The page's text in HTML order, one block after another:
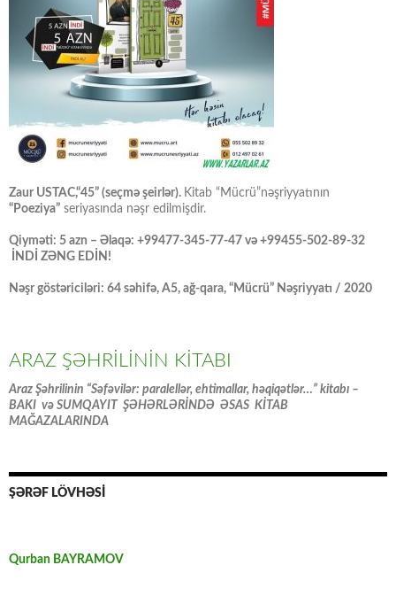
Zaur USTAC,“45” (seçmə şeirlər). Kitab “Mücrü”nəşriyyatının
“Poeziya” seriyasında nəşr edilmişdir.
Qiyməti: 5 azn – Əlaqə: +99477-345-77-47 və +99455-502-89-32
İNDİ ZƏNG EDİN!
Nəşr göstəriciləri: 64 səhifə, A5, ağ-qara, “Mücrü” Nəşriyyatı / 2020
ARAZ ŞƏHRİLİNİN KİTABI
Araz Şəhrilinin “Səfəvilər: paralellər, ehtimallar, həqiqətlər…” kitabı –
BAKI və SUMQAYIT ŞƏHƏRLƏRİNDƏ ƏSAS KİTAB
MAĞAZALARINDA
ŞƏRƏF LÖVHƏSİ
Qurban BAYRAMOV